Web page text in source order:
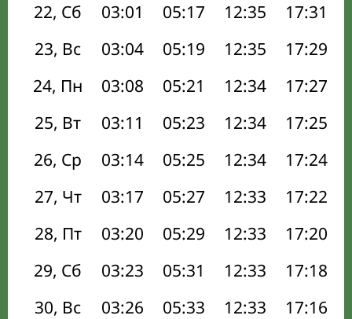
22, Сб
03:01 05:17 12:35 17:31
23, Вс
03:04 05:19 12:35 17:29
24, Пн
03:08 05:21 12:34 17:27
25, Вт
03:11 05:23 12:34 17:25
26, Ср
03:14 05:25 12:34 17:24
27, Чт
03:17 05:27 12:33 17:22
28, Пт
03:20 05:29 12:33 17:20
29, Сб
03:23 05:31 12:33 17:18
30, Вс
03:26 05:33 12:33 17:16